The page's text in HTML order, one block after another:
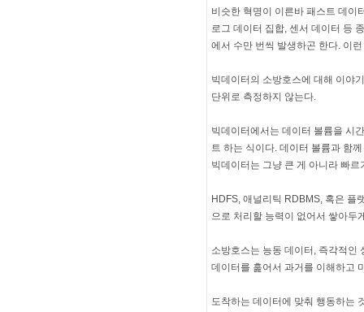
비슷한 혁명이 이른바 패스트 데이
로그 데이터 집합, 센서 데이터 등
에서 수만 번씩 발생하곤 한다. 이
빅데이터의 소방호스에 대해 이야
단위로 측정하지 않는다.
빅데이터에서는 데이터 볼륨을 시
트 하는 식이다. 데이터 볼륨과 함
빅데이터는 그냥 큰 게 아니라 빠르
HDFS, 애널리틱 RDBMS, 혹은 플
으로 처리할 능력이 없어서 쌓아두
소방호스는 능동 데이터, 즉각적인
데이터를 훑어서 과거를 이해하고
도착하는 데이터에 맞춰 행동하는